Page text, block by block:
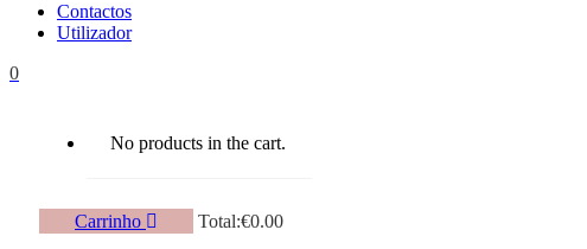
Contactos
Utilizador
0
No products in the cart.
Carrinho Total:€0.00